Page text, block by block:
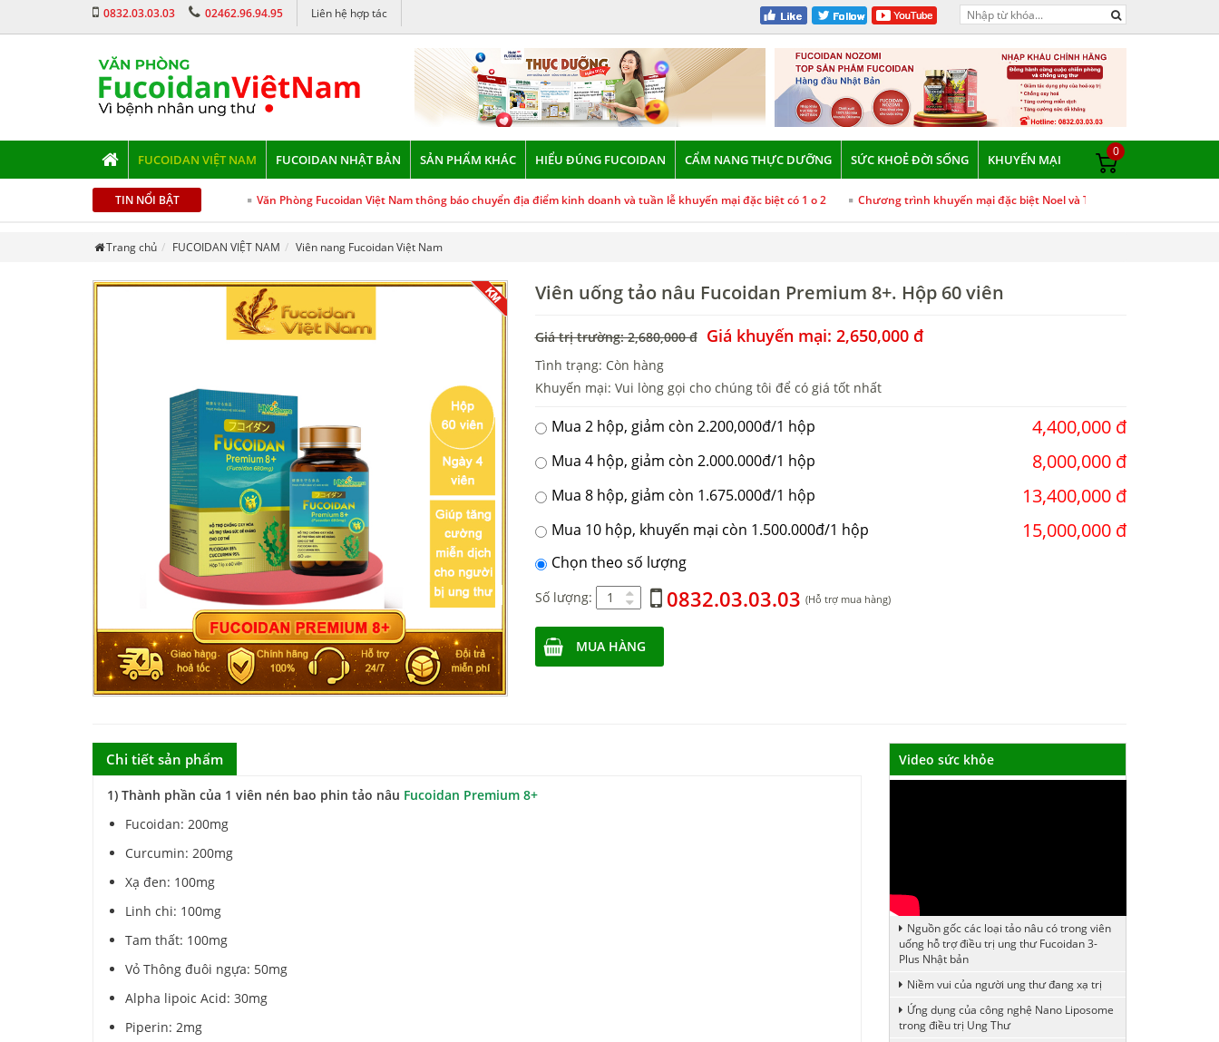
0832.03.03.03 02462.96.94.95 Liên hệ hợp tác
FUCOIDAN VIỆT NAM FUCOIDAN NHẬT BẢN SẢN PHẨM KHÁC HIỂU ĐÚNG FUCOIDAN CẨM NANG THỰC DƯỠNG SỨC KHOẺ ĐỜI SỐNG KHUYẾN MẠI
0
TIN NỔI BẬT Văn Phòng Fucoidan Việt Nam thông báo chuyển địa điểm kinh doanh và tuần lễ khuyến mại đặc biệt có 1 o 2 Chương trình khuyến mại đặc biệt Noel và Tết Dương Lịch 2026
Trang chủ FUCOIDAN VIỆT NAM Viên nang Fucoidan Việt Nam
Viên uống tảo nâu Fucoidan Premium 8+. Hộp 60 viên
Giá trị trường: 2,680,000 đ Giá khuyến mại: 2,650,000 đ
Tình trạng: Còn hàng
Khuyến mại: Vui lòng gọi cho chúng tôi để có giá tốt nhất
Mua 2 hộp, giảm còn 2.200,000đ/1 hộp 4,400,000 đ
Mua 4 hộp, giảm còn 2.000.000đ/1 hộp 8,000,000 đ
Mua 8 hộp, giảm còn 1.675.000đ/1 hộp 13,400,000 đ
Mua 10 hộp, khuyến mại còn 1.500.000đ/1 hộp 15,000,000 đ
Chọn theo số lượng
Số lượng: 0832.03.03.03 (Hỗ trợ mua hàng)
MUA HÀNG
Chi tiết sản phẩm
1) Thành phần của 1 viên nén bao phin tảo nâu Fucoidan Premium 8+
Fucoidan: 200mg
Curcumin: 200mg
Xạ đen: 100mg
Linh chi: 100mg
Tam thất: 100mg
Vỏ Thông đuôi ngựa: 50mg
Alpha lipoic Acid: 30mg
Piperin: 2mg
Video sức khỏe
Nguồn gốc các loại tảo nâu có trong viên
uống hỗ trợ điều trị ung thư Fucoidan 3-
Plus Nhật bản
Niềm vui của người ung thư đang xạ trị
Ứng dụng của công nghệ Nano Liposome
trong điều trị Ung Thư